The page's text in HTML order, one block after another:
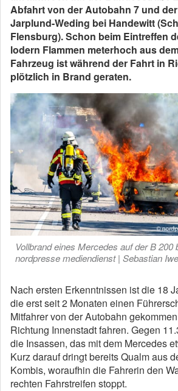
Abfahrt von der Autobahn 7 und
Jarplund-Weding bei Handewitt
Flensburg). Schon beim Eintreffen
lodern Flammen meterhoch aus
Fahrzeug ist während der Fahrt in
plötzlich in Brand geraten.
Vollbrand eines Mercedes auf der B 200
nordpresse mediendienst | Sebastian
Nach ersten Erkenntnissen ist die 18
die erst seit 2 Monaten einen
Mitfahrer von der Autobahn
Richtung Innenstadt fahren. Gegen
die Insassen, das mit dem Mercedes
Kurz darauf dringt bereits Qualm aus
Kombis, woraufhin die Fahrerin den
rechten Fahrstreifen stoppt.